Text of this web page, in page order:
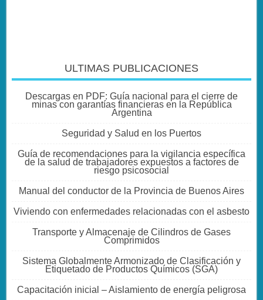
ULTIMAS PUBLICACIONES
Descargas en PDF: Guía nacional para el cierre de
minas con garantías financieras en la República
Argentina
Seguridad y Salud en los Puertos
Guía de recomendaciones para la vigilancia específica
de la salud de trabajadores expuestos a factores de
riesgo psicosocial
Manual del conductor de la Provincia de Buenos Aires
Viviendo con enfermedades relacionadas con el asbesto
Transporte y Almacenaje de Cilindros de Gases
Comprimidos
Sistema Globalmente Armonizado de Clasificación y
Etiquetado de Productos Químicos (SGA)
Capacitación inicial – Aislamiento de energía peligrosa